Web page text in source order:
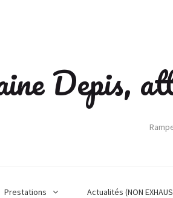
Depis,
Prestations Actualités (NON